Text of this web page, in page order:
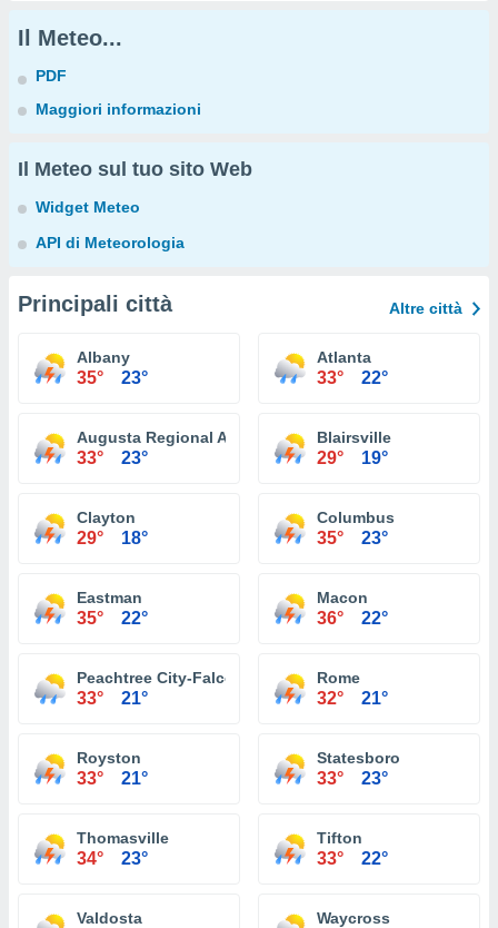
Il Meteo...
PDF
Maggiori informazioni
Il Meteo sul tuo sito Web
Widget Meteo
API di Meteorologia
Principali città Altre città
Albany
35° 23°
Atlanta
33° 22°
Augusta Regional Airport
33° 23°
Blairsville
29° 19°
Clayton
29° 18°
Columbus
35° 23°
Eastman
35° 22°
Macon
36° 22°
Peachtree City-Falcon Field Atlanta
33° 21°
Rome
32° 21°
Royston
33° 21°
Statesboro
33° 23°
Thomasville
34° 23°
Tifton
33° 22°
Valdosta Waycross